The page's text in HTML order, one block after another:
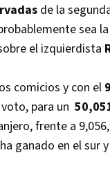
de la
sea
el izquierdista
comicios y con el
para un
frente a
ganado en el sur